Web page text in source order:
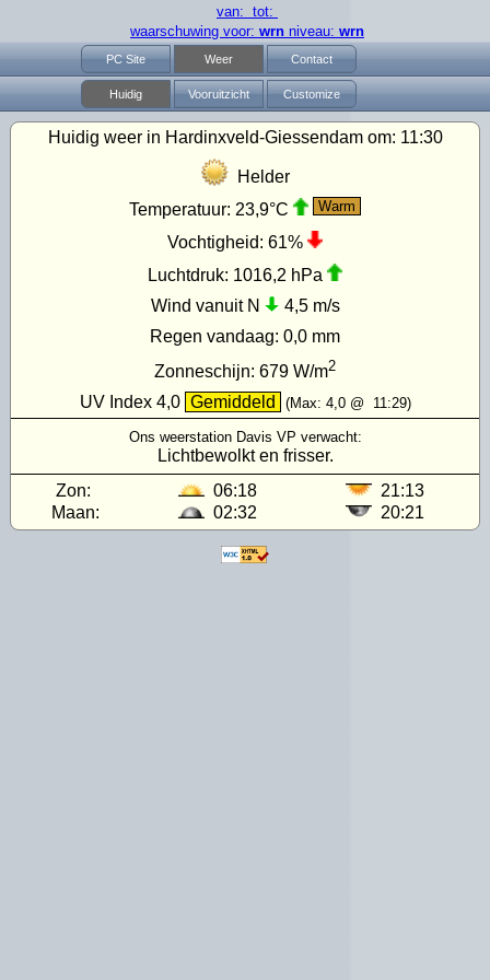
van: tot:
waarschuwing voor: wrn niveau: wrn
PC Site Weer Contact
Huidig Vooruitzicht Customize
Huidig weer in Hardinxveld-Giessendam om: 11:30
Helder
Temperatuur: 23,9°C Warm
Vochtigheid: 61%
Luchtdruk: 1016,2 hPa
Wind vanuit N
4,5 m/s
Regen vandaag: 0,0 mm
Zonneschijn: 679 W/m2
UV Index 4,0 Gemiddeld (Max: 4,0@ 11:29)
Ons weerstation Davis VP verwacht:
Lichtbewolkt en frisser.
Zon:
06:18
21:13
Maan:
02:32 20:21